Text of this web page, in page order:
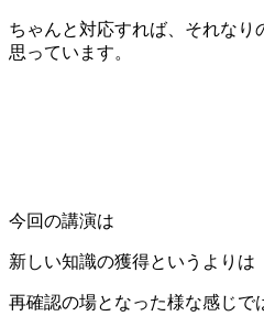
ちゃんと対応すれば、それなり
思っています。
今回の講演は
新しい知識の獲得というよりは
再確認の場となった様な感じで